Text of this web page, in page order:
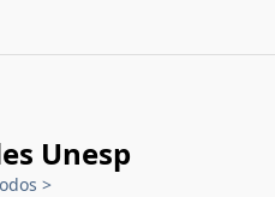
Unesp
>